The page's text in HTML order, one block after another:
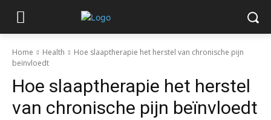
Home Health
Hoe slaaptherapie het herstel van chronische pijn
beïnvloedt
Hoe slaaptherapie het herstel
van chronische pijn beïnvloedt